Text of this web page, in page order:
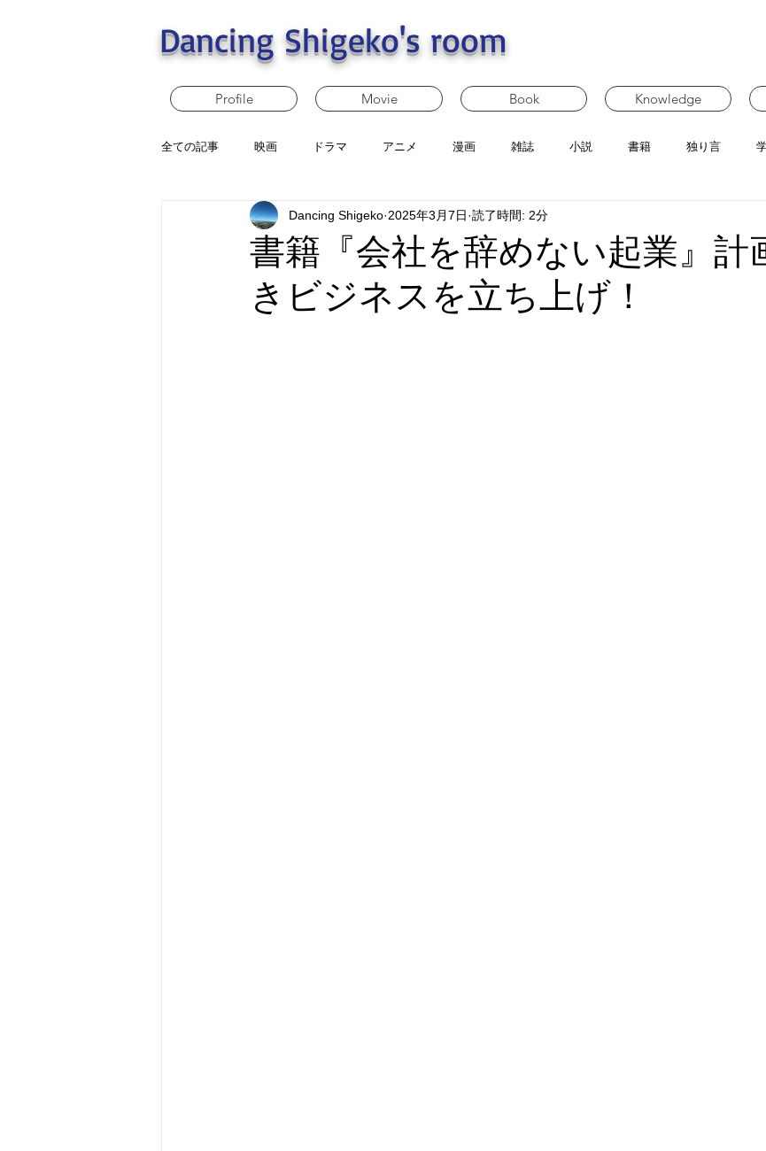
Dancing Shigeko's room
Profile Movie Book Knowledge
全ての記事 映画 ドラマ アニメ 漫画 雑誌 小説 書籍 独り言
書籍『会社を辞めない起業』計
きビジネスを立ち上げ！
Dancing Shigeko 2025年3月7日 読了時間: 2分